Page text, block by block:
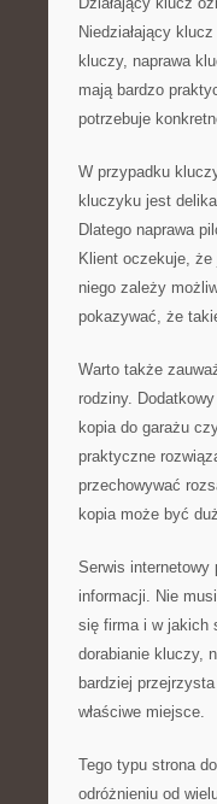
Niedziałający
kluczy, naprawa
mają bardzo
potrzebuje
W przypadku
kluczyku jest
Dlatego naprawa
Klient oczekuje,
niego zależy
pokazywać, że
Warto także
rodziny.
kopia do garażu
praktyczne
przechowywać
kopia może być
Serwis internetowy
informacji. Nie
się firma i w jakich
dorabianie kluczy,
bardziej
właściwe miejsce.
Tego typu strona
odróżnieniu od